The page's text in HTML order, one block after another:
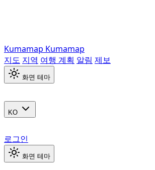
Kumamap Kumamap
지도 지역 여행 계획 알림 제보
화면 테마
KO
로그인
화면 테마